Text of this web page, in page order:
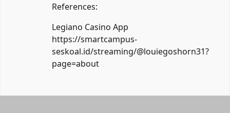
References:
Legiano Casino App
https://smartcampus-
seskoal.id/streaming/@louiegoshorn31?
page=about